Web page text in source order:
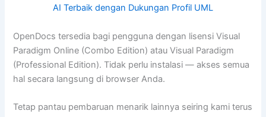
AI Terbaik dengan Dukungan Profil UML
OpenDocs tersedia bagi pengguna dengan lisensi Visual
Paradigm Online (Combo Edition) atau Visual Paradigm
(Professional Edition). Tidak perlu instalasi — akses semua
hal secara langsung di browser Anda.
Tetap pantau pembaruan menarik lainnya seiring kami terus